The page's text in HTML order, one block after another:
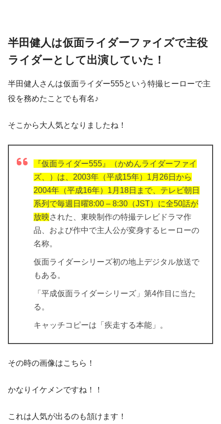
半田健人は仮面ライダーファイズで主役
ライダーとして出演していた！
半田健人さんは仮面ライダー555という特撮ヒーローで主
役を務めたことでも有名♪
そこから大人気となりましたね！
『仮面ライダー555 』（かめんライダーファイ
ズ、）は、2003年（平成15年）1月26日から
2004年（平成16年）1月18日まで、テレビ朝日
系列で毎週日曜8:00 – 8:30（JST）に全50話が
放映された、東映制作の特撮テレビドラマ作
品、および作中で主人公が変身するヒーローの
名称。
仮面ライダーシリーズ初の地上デジタル放送で
もある。
「平成仮面ライダーシリーズ」第4作目に当た
る。
キャッチコピーは「 疾走する本能 」。
その時の画像はこちら！
かなりイケメンですね！！
これは人気が出るのも頷けます！